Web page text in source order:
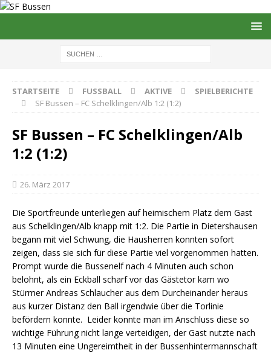
STARTSEITE FUSSBALL AKTIVE
SPIELBERICHTE
SF Bussen – FC Schelklingen/Alb 1:2 (1:2)
SF Bussen – FC Schelklingen/Alb
1:2 (1:2)
26. März 2017
Die Sportfreunde unterliegen auf heimischem Platz dem Gast
aus Schelklingen/Alb knapp mit 1:2. Die Partie in Dietershausen
begann mit viel Schwung, die Hausherren konnten sofort
zeigen, dass sie sich für diese Partie viel vorgenommen hatten.
Prompt wurde die Bussenelf nach 4 Minuten auch schon
belohnt, als ein Eckball scharf vor das Gästetor kam wo
Stürmer Andreas Schlaucher aus dem Durcheinander heraus
aus kurzer Distanz den Ball irgendwie über die Torlinie
befördern konnte. Leider konnte man im Anschluss diese so
wichtige Führung nicht lange verteidigen, der Gast nutzte nach
13 Minuten eine Ungereimtheit in der Bussenhintermannschaft